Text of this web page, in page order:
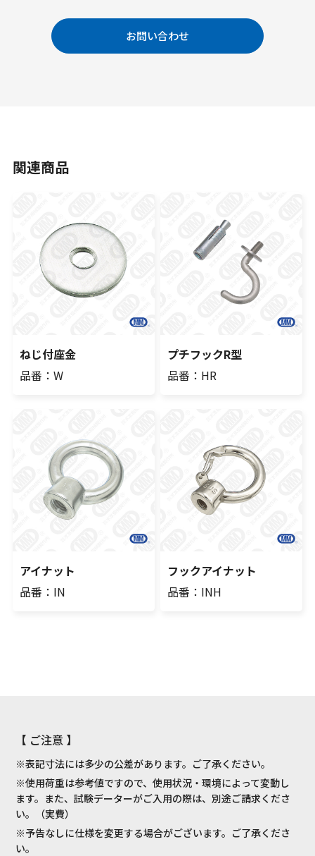
お問い合わせ
関連商品
ねじ付座金
品番：W
プチフックR型
品番：HR
アイナット
品番：IN
フックアイナット
品番：INH
【 ご注意 】
※表記寸法には多少の公差があります。ご了承ください。
※使用荷重は参考値ですので、使用状況・環境によって変動し
ます。また、試験データーがご入用の際は、別途ご請求くださ
い。（実費）
※予告なしに仕様を変更する場合がございます。ご了承くださ
い。